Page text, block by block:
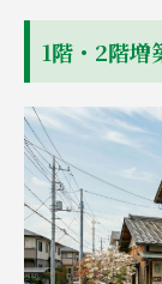
1階・2階増